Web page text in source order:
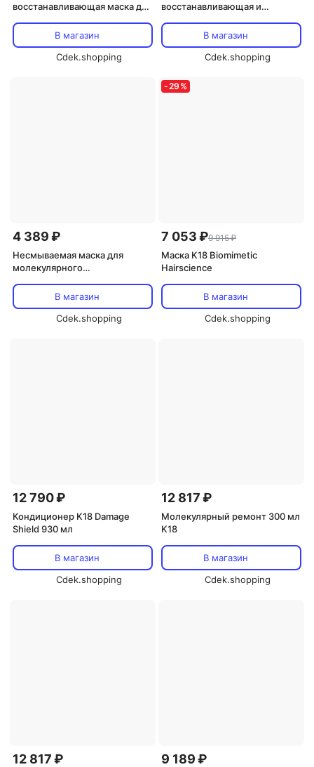
восстанавливающая маска для
В магазин
Cdek.shopping
восстанавливающая и
смывания 50мл K18 Hair Mask
В магазин
Cdek.shopping
4 389 ₽
Несмываемая маска для
молекулярного
Biomimetic Hairscience, 15 мл
В магазин
Cdek.shopping
-29 %
7 053 ₽9 915 ₽
Маска K18 Biomimetic
Hairscience
В магазин
Cdek.shopping
12 790 ₽
Кондиционер K18 Damage
Shield 930 мл
В магазин
Cdek.shopping
12 817 ₽
Молекулярный ремонт 300 мл
K18
В магазин
Cdek.shopping
12 817 ₽ 9 189 ₽